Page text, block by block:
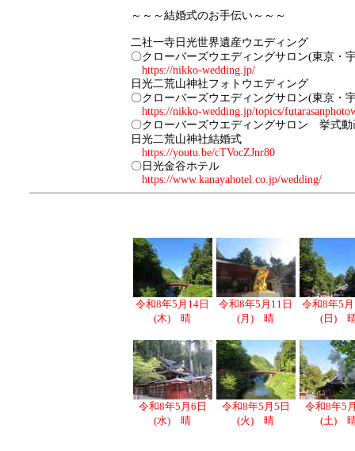
～～～結婚式のお手伝い～～～
二社一寺日光世界遺産ウエディング
〇クローバーズウエディングサロン(東京・
https://nikko-wedding.jp/
日光二荒山神社フォトウエディング
〇クローバーズウエディングサロン(東京・
https://nikko-wedding.jp/topics/
〇クローバーズウエディングサロン 挙式動
日光二荒山神社結婚式
https://youtu.be/cTVocZJnr80
〇日光金谷ホテル
https://www.kanayahotel.co.jp/wedding/
令和8年5月14日
(木) 晴
令和8年5月11日
(月) 晴
令和8年5
(日)
令和8年5月6日
(水) 晴
令和8年5月5日
(火) 晴
令和8年5
(土)